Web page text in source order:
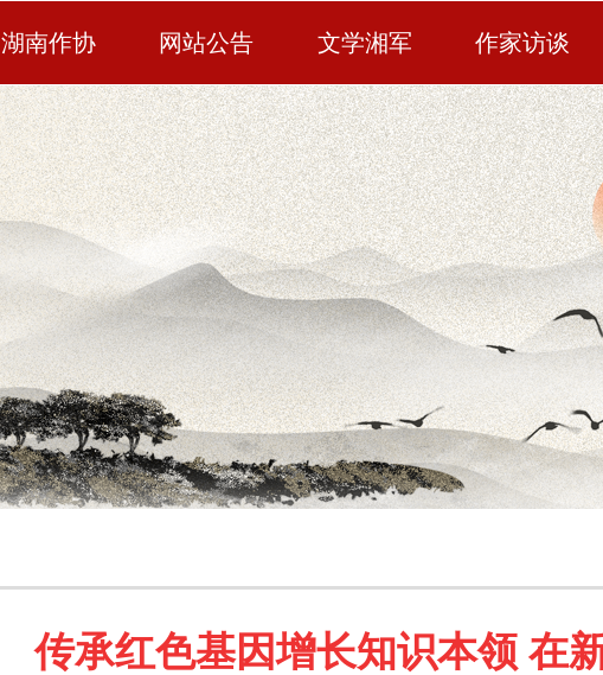
湖南作协 网站公告 文学湘军 作家访谈
传承红色基因增长知识本领 在